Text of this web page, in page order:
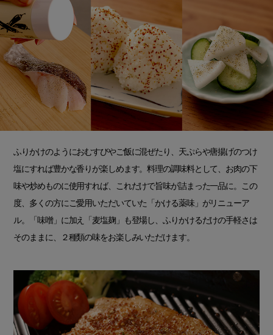
ふりかけのようにおむすびやご飯に混ぜたり、天ぷらや唐揚げのつけ
塩にすれば豊かな香りが楽しめます。料理の調味料として、お肉の下
味や炒めものに使用すれば、これだけで旨味が詰まった一品に。この
度、多くの方にご愛用いただいていた「かける薬味」がリニューア
ル。「味噌」に加え「麦塩麹」も登場し、ふりかけるだけの手軽さは
そのままに、２種類の味をお楽しみいただけます。